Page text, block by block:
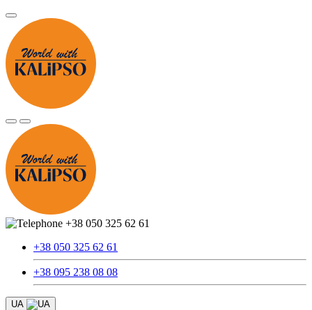
+38 050 325 62 61
+38 050 325 62 61
+38 095 238 08 08
UA